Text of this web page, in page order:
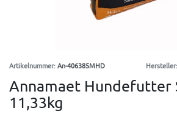
Artikelnummer:An-406385MHD Hersteller:
Annamaet Hundefutter
11,33kg